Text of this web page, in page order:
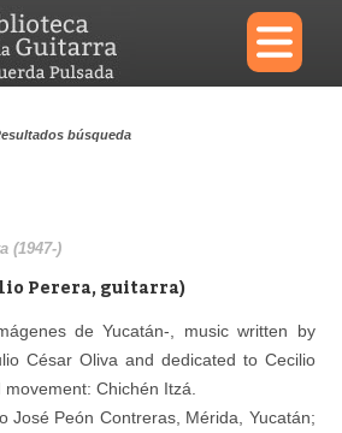
×
Reproductor
búsqueda
(1947-)
Perera, guitarra)
de Yucatán-, music written by
César Oliva and dedicated to Cecilio
Chichén Itzá.
José Peón Contreras, Mérida, Yucatán;